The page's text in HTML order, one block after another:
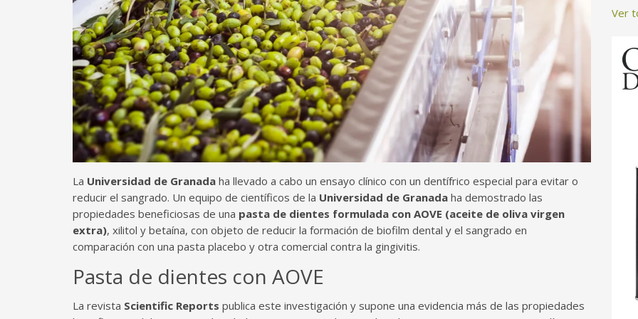
La Universidad de Granada ha llevado a cabo un ensayo clínico con un dentífrico especial para evitar o
reducir el sangrado. Un equipo de científicos de la Universidad de Granada ha demostrado las
propiedades beneficiosas de una pasta de dientes formulada con AOVE (aceite de oliva virgen
extra), xilitol y betaína, con objeto de reducir la formación de biofilm dental y el sangrado en
comparación con una pasta placebo y otra comercial contra la gingivitis.
Pasta de dientes con AOVE
La revista Scientific Reports publica este investigación y supone una evidencia más de las propiedades
Ver